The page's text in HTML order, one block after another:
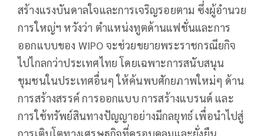
สร้างแรงบันดาลใจและการเจริญรอยตาม ซึ่งผู้อำนวย
การใหญ่ฯ หวังว่า ตำแหน่งทูตด้านแฟชั่นและการ
ออกแบบของ WIPO จะช่วยขยายพระราชกรณียกิจ
ไปไกลกว่าประเทศไทย โดยเฉพาะการสนับสนุน
ชุมชนในประเทศอื่นๆ ให้ค้นพบศักยภาพใหม่ๆ ด้าน
การสร้างสรรค์ การออกแบบ การสร้างแบรนด์ และ
การใช้ทรัพย์สินทางปัญญาอย่างมีกลยุทธ์ เพื่อนำไปสู่